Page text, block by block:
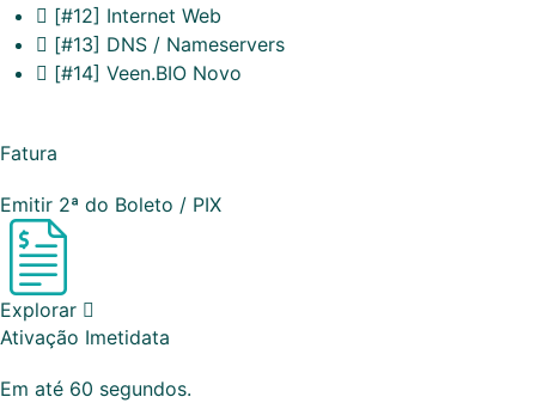
[#12] Internet Web
[#13] DNS / Nameservers
[#14] Veen.BIO Novo
Fatura
Emitir 2ª do Boleto / PIX
Explorar
Ativação Imetidata
Em até 60 segundos.